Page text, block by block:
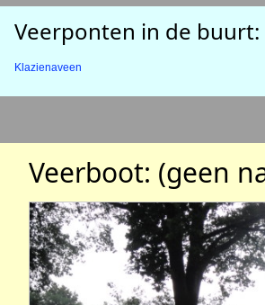
Veerponten in de buurt:
Klazienaveen
Veerboot: (geen